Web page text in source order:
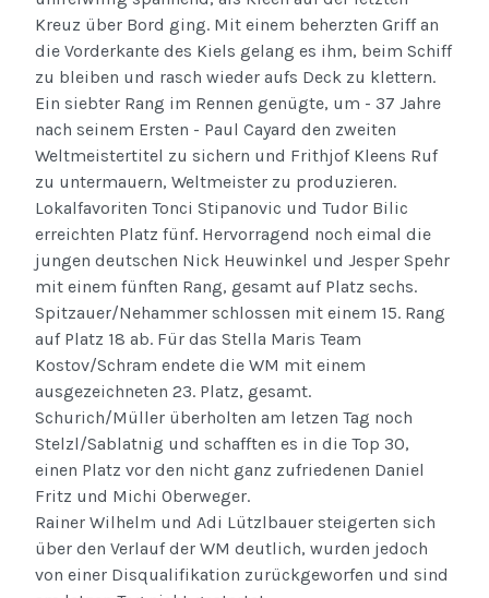
Kreuz über Bord ging. Mit einem beherzten Griff an
die Vorderkante des Kiels gelang es ihm, beim Schiff
zu bleiben und rasch wieder aufs Deck zu klettern.
Ein siebter Rang im Rennen genügte, um - 37 Jahre
nach seinem Ersten - Paul Cayard den zweiten
Weltmeistertitel zu sichern und Frithjof Kleens Ruf
zu untermauern, Weltmeister zu produzieren.
Lokalfavoriten Tonci Stipanovic und Tudor Bilic
erreichten Platz fünf. Hervorragend noch eimal die
jungen deutschen Nick Heuwinkel und Jesper Spehr
mit einem fünften Rang, gesamt auf Platz sechs.
Spitzauer/Nehammer schlossen mit einem 15. Rang
auf Platz 18 ab. Für das Stella Maris Team
Kostov/Schram endete die WM mit einem
ausgezeichneten 23. Platz, gesamt.
Schurich/Müller überholten am letzen Tag noch
Stelzl/Sablatnig und schafften es in die Top 30,
einen Platz vor den nicht ganz zufriedenen Daniel
Fritz und Michi Oberweger.
Rainer Wilhelm und Adi Lützlbauer steigerten sich
über den Verlauf der WM deutlich, wurden jedoch
von einer Disqualifikation zurückgeworfen und sind